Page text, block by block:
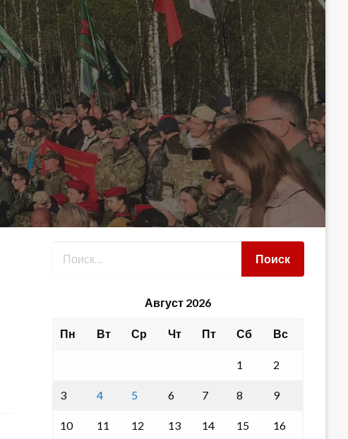
Август 2026
Пн Вт Ср Чт Пт Сб Вс
1 2
3 4 5 6 7 8 9
10 11 12 13 14 15 16